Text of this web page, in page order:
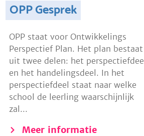
OPP Gesprek
OPP staat voor Ontwikkelings
Perspectief Plan. Het plan bestaat
uit twee delen: het perspectiefdeel
en het handelingsdeel. In het
perspectiefdeel staat naar welke
school de leerling waarschijnlijk
zal...
Meer informatie